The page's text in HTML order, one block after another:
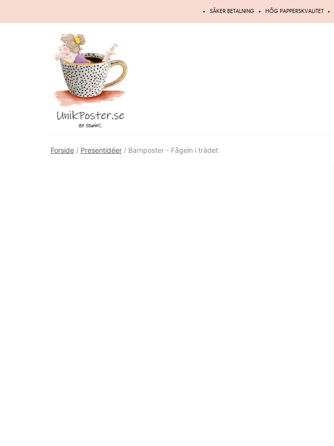
SÄKER BETALNING HÖG PAPPERSKVALITET
Forside / Presentidéer / Barnposter - Fågeln i trädet